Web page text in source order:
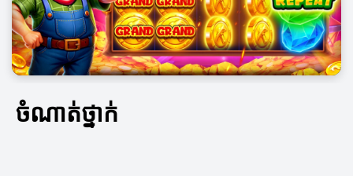
ចំណាត់ថ្នាក់